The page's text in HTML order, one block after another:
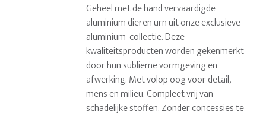
Geheel met de hand vervaardigde
aluminium dieren urn uit onze exclusieve
aluminium-collectie. Deze
kwaliteitsproducten worden gekenmerkt
door hun sublieme vormgeving en
afwerking. Met volop oog voor detail,
mens en milieu. Compleet vrij van
schadelijke stoffen. Zonder concessies te